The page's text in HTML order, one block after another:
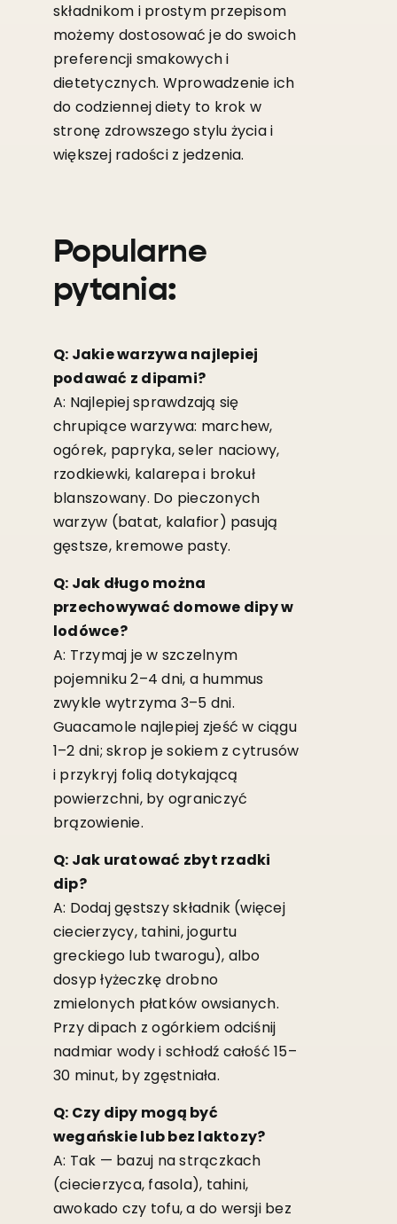
składnikom i prostym przepisom
możemy dostosować je do swoich
preferencji smakowych i
dietetycznych. Wprowadzenie ich
do codziennej diety to krok w
stronę zdrowszego stylu życia i
większej radości z jedzenia.
Popularne
pytania:
Q: Jakie warzywa najlepiej
podawać z dipami?
A: Najlepiej sprawdzają się
chrupiące warzywa: marchew,
ogórek, papryka, seler naciowy,
rzodkiewki, kalarepa i brokuł
blanszowany. Do pieczonych
warzyw (batat, kalafior) pasują
gęstsze, kremowe pasty.
Q: Jak długo można
przechowywać domowe dipy w
lodówce?
A: Trzymaj je w szczelnym
pojemniku 2–4 dni, a hummus
zwykle wytrzyma 3–5 dni.
Guacamole najlepiej zjeść w ciągu
1–2 dni; skrop je sokiem z cytrusów
i przykryj folią dotykającą
powierzchni, by ograniczyć
brązowienie.
Q: Jak uratować zbyt rzadki
dip?
A: Dodaj gęstszy składnik (więcej
ciecierzycy, tahini, jogurtu
greckiego lub twarogu), albo
dosyp łyżeczkę drobno
zmielonych płatków owsianych.
Przy dipach z ogórkiem odciśnij
nadmiar wody i schłodź całość 15–
30 minut, by zgęstniała.
Q: Czy dipy mogą być
wegańskie lub bez laktozy?
A: Tak — bazuj na strączkach
(ciecierzyca, fasola), tahini,
awokado czy tofu, a do wersji bez